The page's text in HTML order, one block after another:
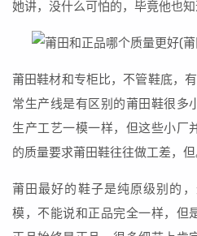
她讲，没什么可怕的，毕竟他也知
莆田鞋材和专柜比，不管鞋底，
常生产线是有区别的莆田鞋很多
生产工艺一模一样，但这些小厂
的质量要求莆田鞋往往做工差，但
莆田最好的鞋子是纯原级别的
模，不能说和正品完全一样，但